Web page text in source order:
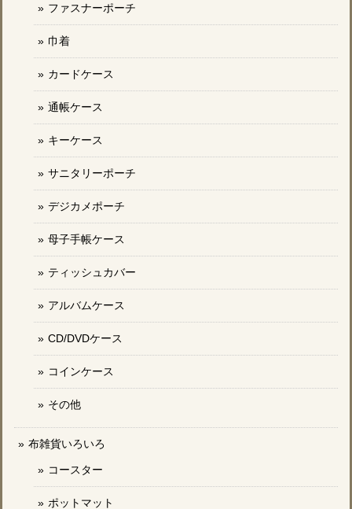
ファスナーポーチ
巾着
カードケース
通帳ケース
キーケース
サニタリーポーチ
デジカメポーチ
母子手帳ケース
ティッシュカバー
アルバムケース
CD/DVDケース
コインケース
その他
布雑貨いろいろ
コースター
ポットマット